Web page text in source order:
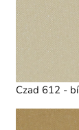
Czad 612 -